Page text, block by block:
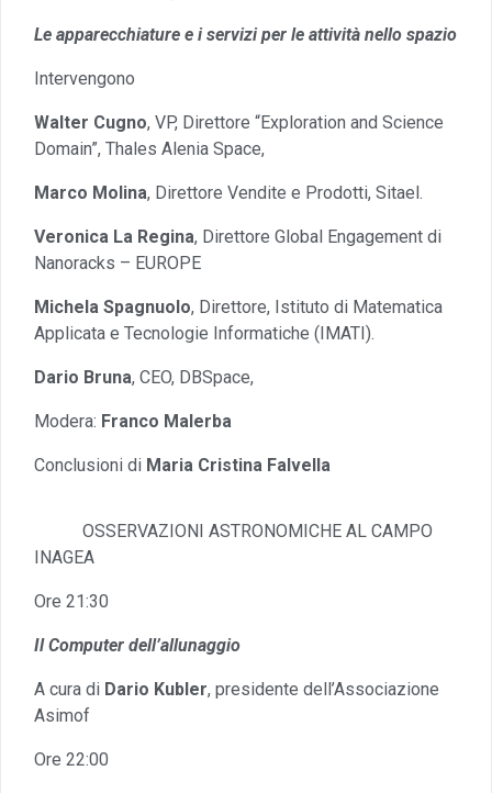
Le apparecchiature e i servizi per le attività nello spazio
Intervengono
Walter Cugno, VP, Direttore “Exploration and Science
Domain”, Thales Alenia Space,
Marco Molina, Direttore Vendite e Prodotti, Sitael.
Veronica La Regina, Direttore Global Engagement di
Nanoracks – EUROPE
Michela Spagnuolo, Direttore, Istituto di Matematica
Applicata e Tecnologie Informatiche (IMATI).
Dario Bruna, CEO, DBSpace,
Modera: Franco Malerba
Conclusioni di Maria Cristina Falvella
OSSERVAZIONI ASTRONOMICHE AL CAMPO
INAGEA
Ore 21:30
Il Computer dell’allunaggio
A cura di Dario Kubler, presidente dell’Associazione
Asimof
Ore 22:00